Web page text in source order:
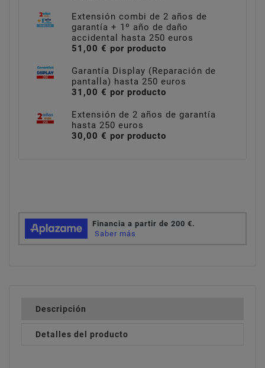
Extensión combi de 2 años de
garantía + 1º año de daño
accidental hasta 250 euros
51,00 € por producto
Garantía Display (Reparación de
pantalla) hasta 250 euros
31,00 € por producto
Extensión de 2 años de garantía
hasta 250 euros
30,00 € por producto
Descripción
Detalles del producto